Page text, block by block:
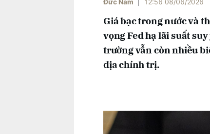
Đức Nam 12:56 08/06/2026
Giá bạc trong nước và
vọng Fed hạ lãi suất
trường vẫn còn nhiều
địa chính trị.